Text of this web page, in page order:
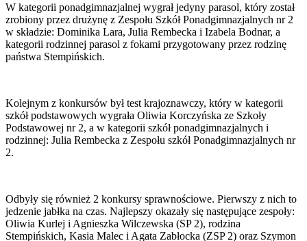
W kategorii ponadgimnazjalnej wygrał jedyny parasol, który został
zrobiony przez drużynę z Zespołu Szkół Ponadgimnazjalnych nr 2
w składzie: Dominika Lara, Julia Rembecka i Izabela Bodnar, a
kategorii rodzinnej parasol z fokami przygotowany przez rodzinę
państwa Stempińskich.
Kolejnym z konkursów był test krajoznawczy, który w kategorii
szkół podstawowych wygrała Oliwia Korczyńska ze Szkoły
Podstawowej nr 2, a w kategorii szkół ponadgimnazjalnych i
rodzinnej: Julia Rembecka z Zespołu szkół Ponadgimnazjalnych nr
2.
Odbyły się również 2 konkursy sprawnościowe. Pierwszy z nich to
jedzenie jabłka na czas. Najlepszy okazały się następujące zespoły:
Oliwia Kurlej i Agnieszka Wilczewska (SP 2), rodzina
Stempińskich, Kasia Malec i Agata Zabłocka (ZSP 2) oraz Szymon